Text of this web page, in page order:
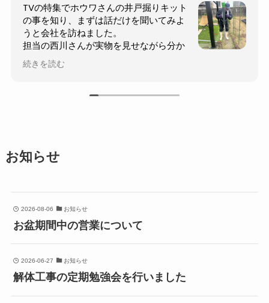
的確な井戸掘りのアドバイスを頂き井戸
を完成する事ができました。有難うござ
いました。
又、高品質な井戸掘りキットにより水が出ない
という最大のリスクを回避する事が出来ました。特に
者には必要な工具です。これがなければ完成はほど遠
な深度でテストできモチベーションを維持できまし
庭に出来た井戸を末代まで育てていきます。
パイプが2本余りました。ホウワハンマーのコスト回収
の為にも、矢じりを追加発注し2本目を掘りますかな！
西川さんのアドバイスがあれば安心です！
オーナーからの返信
中村 淳史 様
続きを読む
お知らせ
2026-08-06 お知らせ
お盆期間中の営業について
2026-06-27 お知らせ
解体工事の定期勉強会を行いました